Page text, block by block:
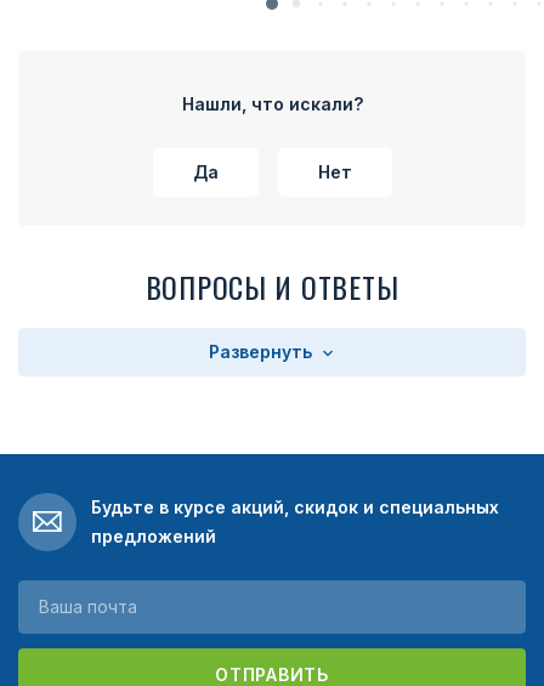
Нашли, что искали?
Да Нет
ВОПРОСЫ И ОТВЕТЫ
Развернуть
Будьте в курсе акций, скидок и специальных
предложений
ОТПРАВИТЬ